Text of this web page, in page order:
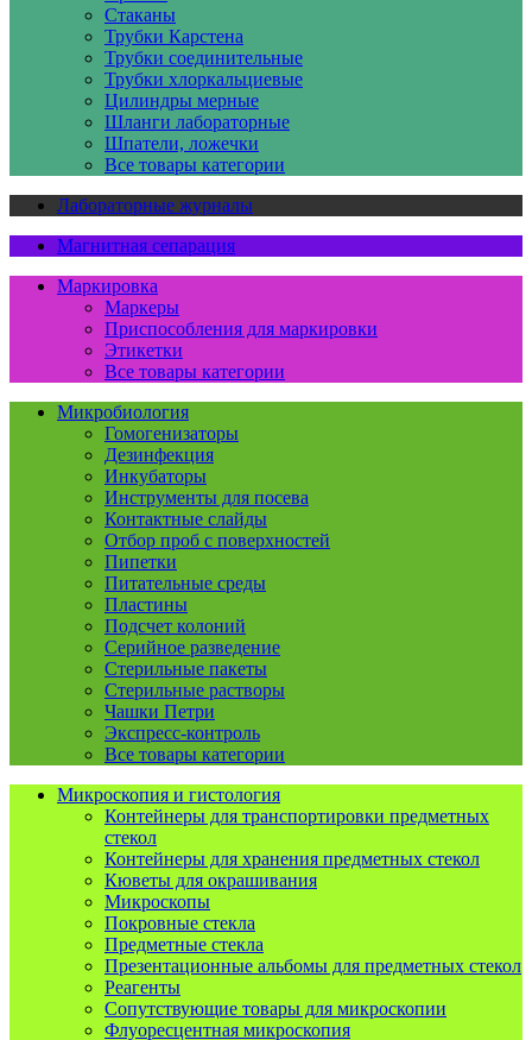
Стаканы
Трубки Карстена
Трубки соединительные
Трубки хлоркальциевые
Цилиндры мерные
Шланги лабораторные
Шпатели, ложечки
Все товары категории
Лабораторные журналы
Магнитная сепарация
Маркировка
Маркеры
Приспособления для маркировки
Этикетки
Все товары категории
Микробиология
Гомогенизаторы
Дезинфекция
Инкубаторы
Инструменты для посева
Контактные слайды
Отбор проб с поверхностей
Пипетки
Питательные среды
Пластины
Подсчет колоний
Серийное разведение
Стерильные пакеты
Стерильные растворы
Чашки Петри
Экспресс-контроль
Все товары категории
Микроскопия и гистология
Контейнеры для транспортировки предметных
стекол
Контейнеры для хранения предметных стекол
Кюветы для окрашивания
Микроскопы
Покровные стекла
Предметные стекла
Презентационные альбомы для предметных стекол
Реагенты
Сопутствующие товары для микроскопии
Флуоресцентная микроскопия